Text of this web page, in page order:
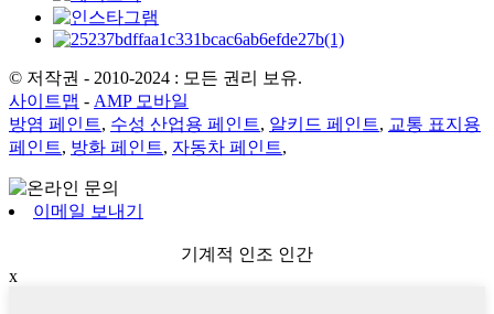
© 저작권 - 2010-2024 : 모든 권리 보유.
사이트맵 - AMP 모바일
방염 페인트, 수성 산업용 페인트, 알키드 페인트, 교통 표지용
페인트, 방화 페인트, 자동차 페인트,
이메일 보내기
기계적 인조 인간
x